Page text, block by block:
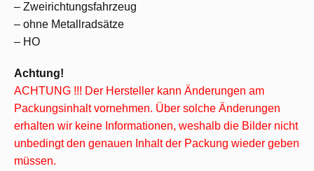
– Zweirichtungsfahrzeug
– ohne Metallradsätze
– HO
Achtung!
ACHTUNG !!! Der Hersteller kann Änderungen am
Packungsinhalt vornehmen. Über solche Änderungen
erhalten wir keine Informationen, weshalb die Bilder nicht
unbedingt den genauen Inhalt der Packung wieder geben
müssen.